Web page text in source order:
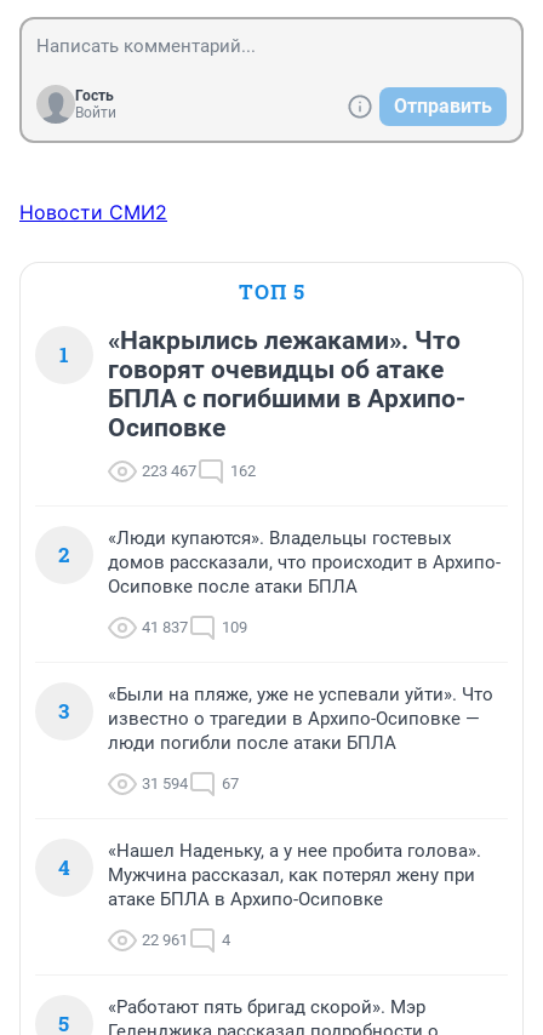
Гость
Войти
Отправить
Новости СМИ2
ТОП 5
1
«Накрылись лежаками». Что
говорят очевидцы об атаке
БПЛА с погибшими в Архипо-
Осиповке
223 467 162
2
«Люди купаются». Владельцы гостевых
домов рассказали, что происходит в Архипо-
Осиповке после атаки БПЛА
41 837 109
3
«Были на пляже, уже не успевали уйти». Что
известно о трагедии в Архипо-Осиповке —
люди погибли после атаки БПЛА
31 594 67
4
«Нашел Наденьку, а у нее пробита голова».
Мужчина рассказал, как потерял жену при
атаке БПЛА в Архипо-Осиповке
22 961 4
5
«Работают пять бригад скорой». Мэр